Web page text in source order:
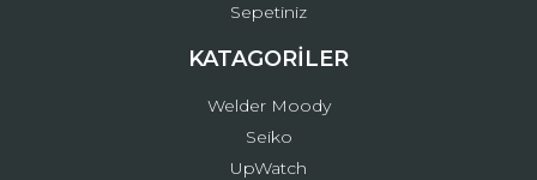
Sepetiniz
KATAGORİLER
Welder Moody
Seiko
UpWatch